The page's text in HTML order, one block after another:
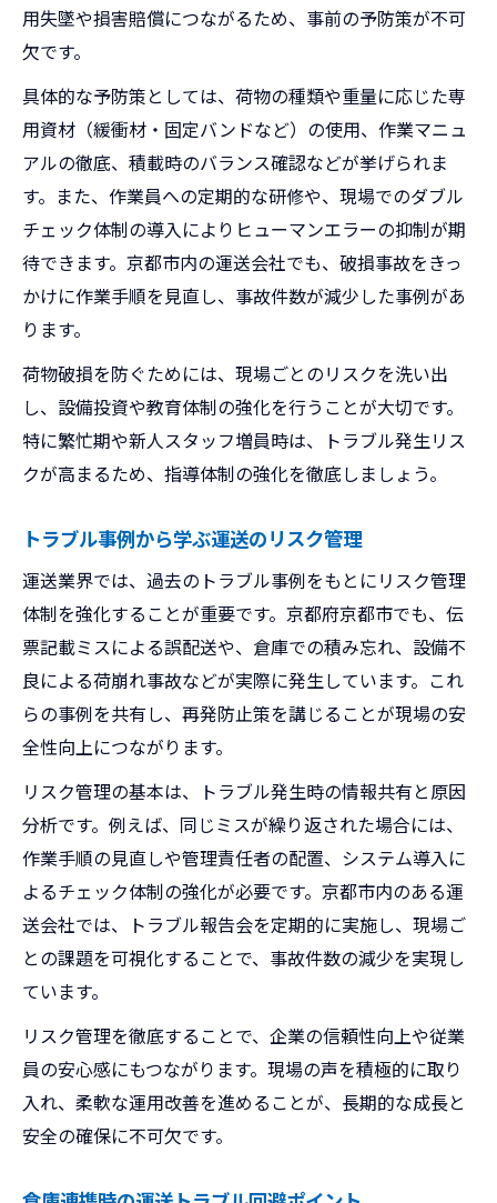
用失墜や損害賠償につながるため、事前の予防策が不可
欠です。
具体的な予防策としては、荷物の種類や重量に応じた専
用資材（緩衝材・固定バンドなど）の使用、作業マニュ
アルの徹底、積載時のバランス確認などが挙げられま
す。また、作業員への定期的な研修や、現場でのダブル
チェック体制の導入によりヒューマンエラーの抑制が期
待できます。京都市内の運送会社でも、破損事故をきっ
かけに作業手順を見直し、事故件数が減少した事例があ
ります。
荷物破損を防ぐためには、現場ごとのリスクを洗い出
し、設備投資や教育体制の強化を行うことが大切です。
特に繁忙期や新人スタッフ増員時は、トラブル発生リス
クが高まるため、指導体制の強化を徹底しましょう。
トラブル事例から学ぶ運送のリスク管理
運送業界では、過去のトラブル事例をもとにリスク管理
体制を強化することが重要です。京都府京都市でも、伝
票記載ミスによる誤配送や、倉庫での積み忘れ、設備不
良による荷崩れ事故などが実際に発生しています。これ
らの事例を共有し、再発防止策を講じることが現場の安
全性向上につながります。
リスク管理の基本は、トラブル発生時の情報共有と原因
分析です。例えば、同じミスが繰り返された場合には、
作業手順の見直しや管理責任者の配置、システム導入に
よるチェック体制の強化が必要です。京都市内のある運
送会社では、トラブル報告会を定期的に実施し、現場ご
との課題を可視化することで、事故件数の減少を実現し
ています。
リスク管理を徹底することで、企業の信頼性向上や従業
員の安心感にもつながります。現場の声を積極的に取り
入れ、柔軟な運用改善を進めることが、長期的な成長と
安全の確保に不可欠です。